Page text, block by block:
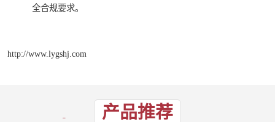
全合规要求。
http://www.lygshj.com
产品推荐